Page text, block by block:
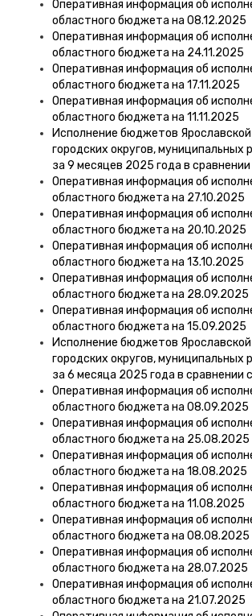
Оперативная информация об
областного бюджета на 08.12.2025
Оперативная информация об
областного бюджета на 24.11.2025
Оперативная информация об
областного бюджета на 17.11.2025
Оперативная информация об
областного бюджета на 11.11.2025
Исполнение бюджетов
городских округов, муниципальных
за 9 месяцев 2025 года в
Оперативная информация об
областного бюджета на 27.10.2025
Оперативная информация об
областного бюджета на 20.10.2025
Оперативная информация об
областного бюджета на 13.10.2025
Оперативная информация об
областного бюджета на 28.09.2025
Оперативная информация об
областного бюджета на 15.09.2025
Исполнение бюджетов
городских округов, муниципальных
за 6 месяца 2025 года в сравнении
Оперативная информация об
областного бюджета на 08.09.2025
Оперативная информация об
областного бюджета на 25.08.2025
Оперативная информация об
областного бюджета на 18.08.2025
Оперативная информация об
областного бюджета на 11.08.2025
Оперативная информация об
областного бюджета на 08.08.2025
Оперативная информация об
областного бюджета на 28.07.2025
Оперативная информация об
областного бюджета на 21.07.2025